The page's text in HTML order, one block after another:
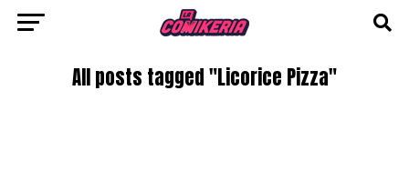
All posts tagged "Licorice Pizza"